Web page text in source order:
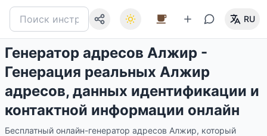
RU
Генератор адресов Алжир -
Генерация реальных Алжир
адресов, данных идентификации и
контактной информации онлайн
Бесплатный онлайн-генератор адресов Алжир, который